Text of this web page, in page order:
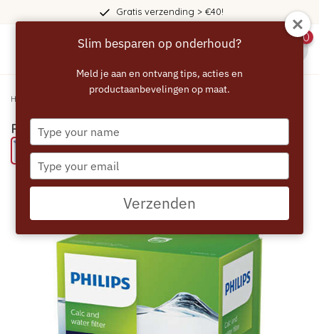
Gratis verzending > €40!
0
Home
PHILIPS SAECO AquaClean Waterfilter
Bespaar 27% met een ECCELLENTE product
Slim besparen op onderhoud?
Meld je aan en ontvang tips, acties en
productaanbevelingen op maat.
Type
your
name
Type
your
email
Verzenden